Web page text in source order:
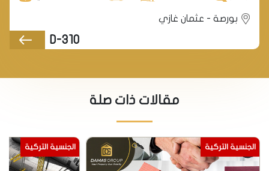
بورصة - عثمان غازي
D-310
مقالات ذات صلة
الجنسية التركية الجنسية التركية